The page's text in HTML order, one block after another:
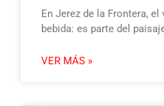
En Jerez de la Frontera,
bebida: es parte del
VER MÁS »